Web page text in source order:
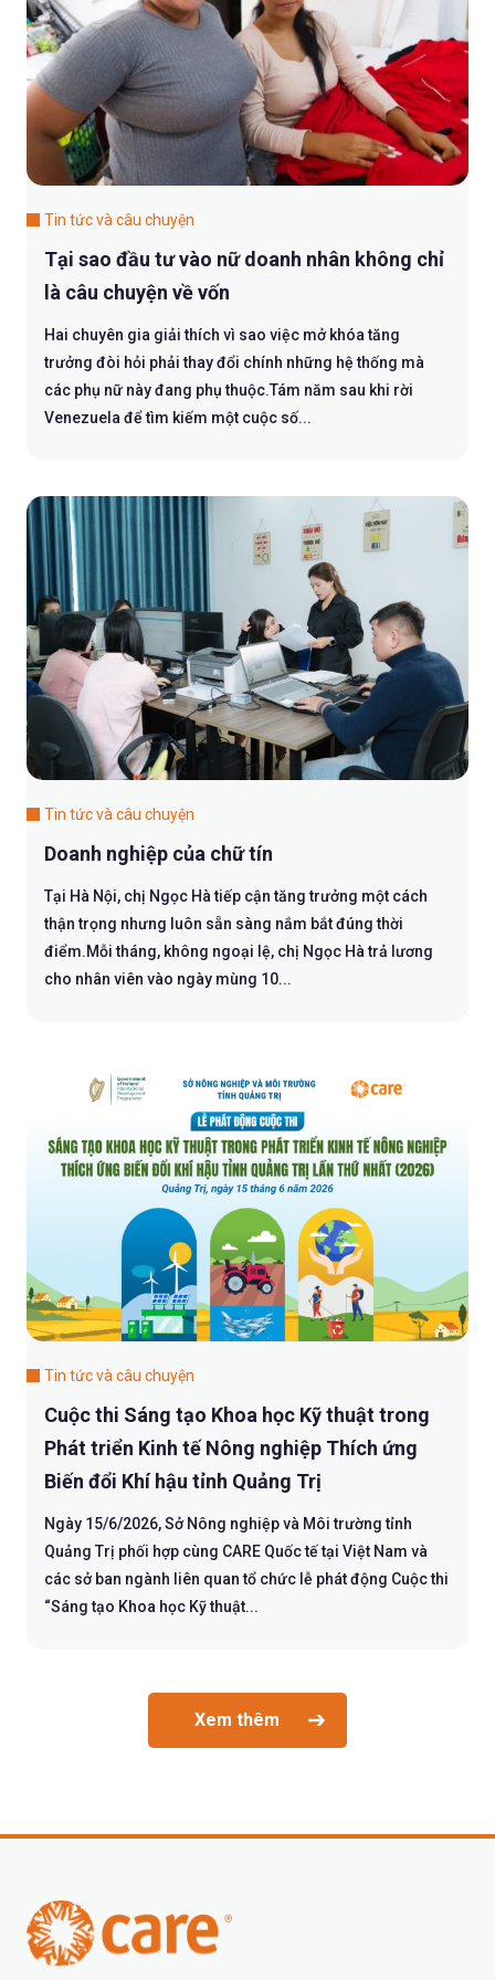
Tin tức và câu chuyện
Tại sao đầu tư vào nữ doanh nhân không chỉ
là câu chuyện về vốn
Hai chuyên gia giải thích vì sao việc mở khóa tăng
trưởng đòi hỏi phải thay đổi chính những hệ thống mà
các phụ nữ này đang phụ thuộc.Tám năm sau khi rời
Venezuela để tìm kiếm một cuộc số...
Tin tức và câu chuyện
Doanh nghiệp của chữ tín
Tại Hà Nội, chị Ngọc Hà tiếp cận tăng trưởng một cách
thận trọng nhưng luôn sẵn sàng nắm bắt đúng thời
điểm.Mỗi tháng, không ngoại lệ, chị Ngọc Hà trả lương
cho nhân viên vào ngày mùng 10...
Tin tức và câu chuyện
Cuộc thi Sáng tạo Khoa học Kỹ thuật trong
Phát triển Kinh tế Nông nghiệp Thích ứng
Biến đổi Khí hậu tỉnh Quảng Trị
Ngày 15/6/2026, Sở Nông nghiệp và Môi trường tỉnh
Quảng Trị phối hợp cùng CARE Quốc tế tại Việt Nam và
các sở ban ngành liên quan tổ chức lễ phát động Cuộc thi
“Sáng tạo Khoa học Kỹ thuật...
Xem thêm